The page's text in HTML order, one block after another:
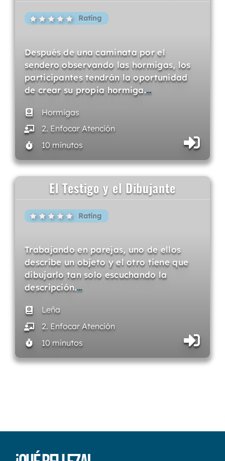
Rating
Después de una caminata por el
sendero observando las hormigas, los
participantes tendrán la oportunidad
de crear su propia hormiga.…
Hormigas
2. Enfocar Atención
10 minutos
El Testigo y el Dibujante
Rating
Trabajando en parejas, uno de ellos
describe un objeto y el otro tiene que
dibujarlo tan solo escuchando la
descripción.…
Leña
2. Enfocar Atención
10 minutos